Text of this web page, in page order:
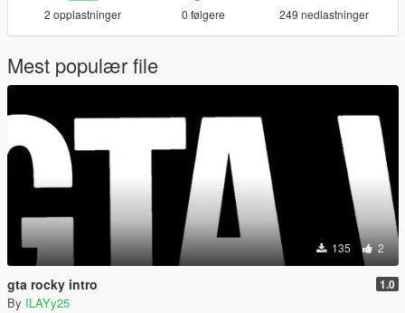
2 opplastninger 0 følgere 249 nedlastninger
Mest populær file
135 2
gta rocky intro 1.0
By ILAYy25